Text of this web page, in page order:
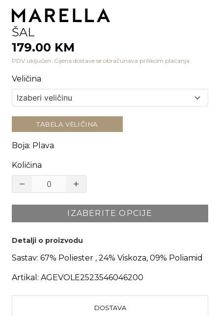
ŠAL
179.00 KM
PDV uključen. Cijena dostave se obračunava prilikom plaćanja.
Veličina
TABELA VELIČINA
Boja: Plava
Količina
IZABERITE OPCIJE
Detalji o proizvodu
Sastav: 67% Poliester , 24% Viskoza, 09% Poliamid
Artikal: AGEVOLE2523546046200
DOSTAVA